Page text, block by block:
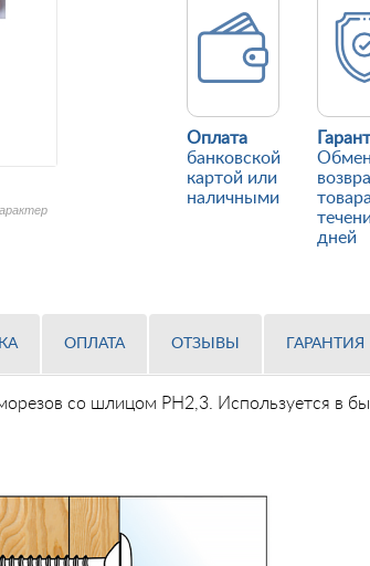
Оплата
банковской
картой или
наличными
дней
ОПЛАТА ОТЗЫВЫ ГАРАНТИЯ
со шлицом PH2,3. Используется в